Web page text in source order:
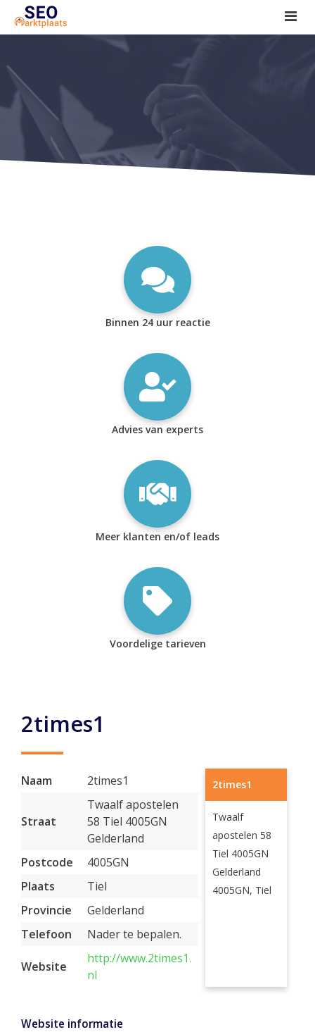
SEO tools reviews
Marketeer bij jou in de buurt?
Offerte
1. Seo voor beginners +
2. Onderzoeken +
Binnen 24 uur reactie
Advies van experts
Meer klanten en/of leads
Voordelige tarieven
2times1
Naam 2times1
Straat
Twaalf apostelen
58 Tiel 4005GN
Gelderland
Postcode
4005GN
Plaats
Tiel
Provincie
Gelderland
Telefoon
Nader te bepalen.
Website
http://www.2times1.
nl
2times1
Twaalf
apostelen 58
Tiel 4005GN
Gelderland
4005GN, Tiel
Website informatie